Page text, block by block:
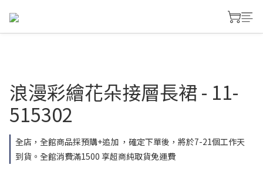
浪漫彩繪花朵接層長裙 - 11-
515302
全店，全館商品採預購+追加 ，確定下單後，將於7-21個工作天
到貨。全館消費滿1500 享超商純取貨免運費